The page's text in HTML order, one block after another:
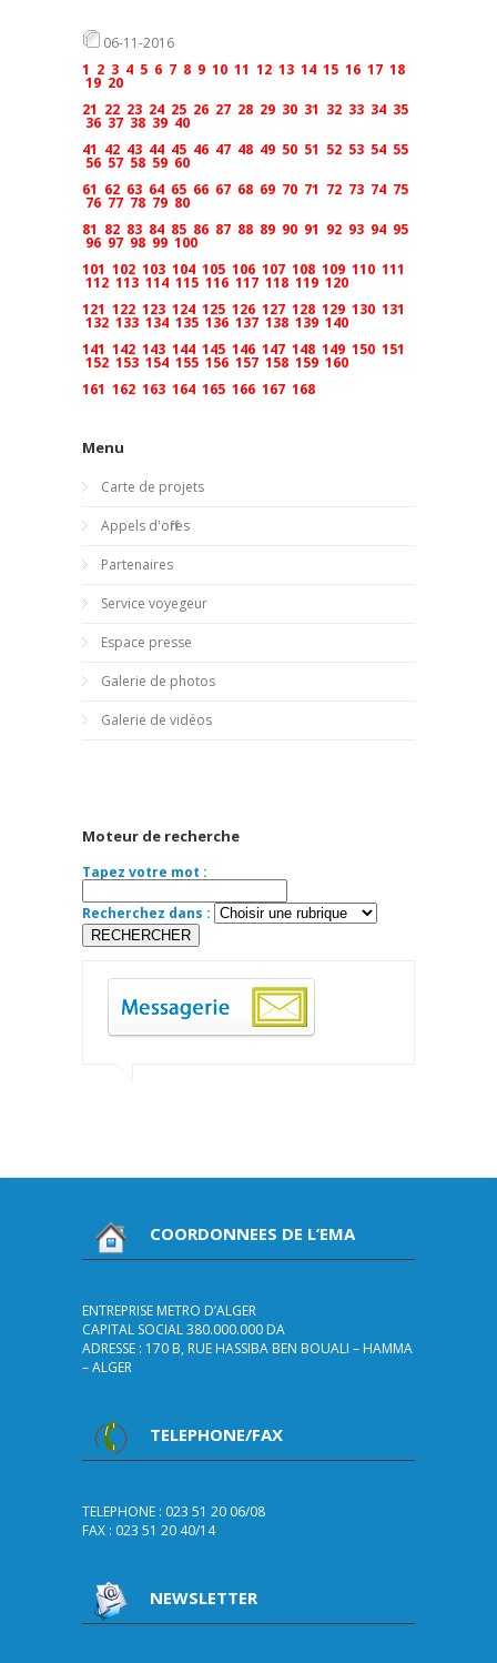
06-11-2016
1 2 3 4 5 6 7 8 9 10 11 12 13 14 15 16 17 18
19 20
21 22 23 24 25 26 27 28 29 30 31 32 33 34 35
36 37 38 39 40
41 42 43 44 45 46 47 48 49 50 51 52 53 54 55
56 57 58 59 60
61 62 63 64 65 66 67 68 69 70 71 72 73 74 75
76 77 78 79 80
81 82 83 84 85 86 87 88 89 90 91 92 93 94 95
96 97 98 99 100
101 102 103 104 105 106 107 108 109 110 111
112 113 114 115 116 117 118 119 120
121 122 123 124 125 126 127 128 129 130 131
132 133 134 135 136 137 138 139 140
141 142 143 144 145 146 147 148 149 150 151
152 153 154 155 156 157 158 159 160
161 162 163 164 165 166 167 168
Menu
Carte de projets
Appels d'offres
Partenaires
Service voyegeur
Espace presse
Galerie de photos
Galerie de vidéos
Moteur de recherche
Tapez votre mot :
Recherchez dans :
COORDONNEES DE L’EMA
ENTREPRISE METRO D’ALGER
CAPITAL SOCIAL 380.000.000 DA
ADRESSE : 170 B, RUE HASSIBA BEN BOUALI – HAMMA
– ALGER
TELEPHONE/FAX
TELEPHONE : 023 51 20 06/08
FAX : 023 51 20 40/14
NEWSLETTER